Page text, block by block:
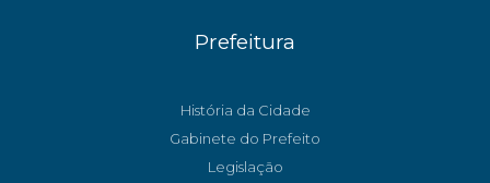
Prefeitura
História da Cidade
Gabinete do Prefeito
Legislação